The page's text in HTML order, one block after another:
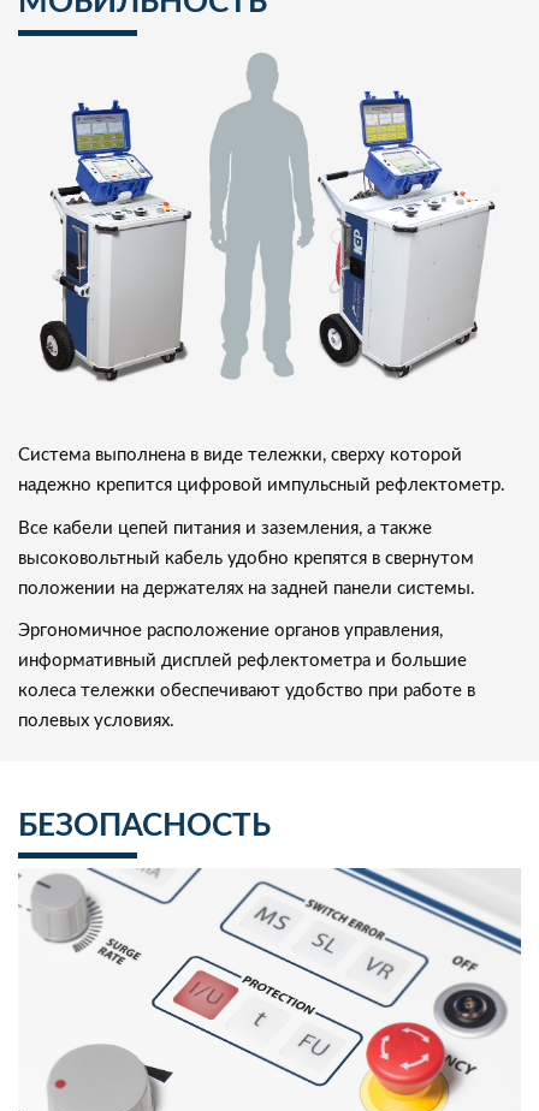
Система выполнена в виде тележки, сверху которой
надежно крепится цифровой импульсный рефлектометр.
Все кабели цепей питания и заземления, а также
высоковольтный кабель удобно крепятся в свернутом
положении на держателях на задней панели системы.
Эргономичное расположение органов управления,
информативный дисплей рефлектометра и большие
колеса тележки обеспечивают удобство при работе в
полевых условиях.
БЕЗОПАСНОСТЬ